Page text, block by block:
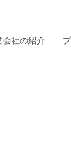
会社の紹介